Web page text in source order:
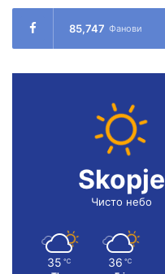
85,747 Фанови
Skopje
Чисто небо
35 ℃ 36 ℃